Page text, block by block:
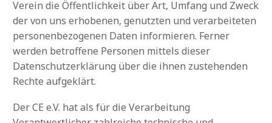
Verein die Öffentlichkeit über Art, Umfang und Zweck
der von uns erhobenen, genutzten und verarbeiteten
personenbezogenen Daten informieren. Ferner
werden betroffene Personen mittels dieser
Datenschutzerklärung über die ihnen zustehenden
Rechte aufgeklärt.
Der CE e.V. hat als für die Verarbeitung